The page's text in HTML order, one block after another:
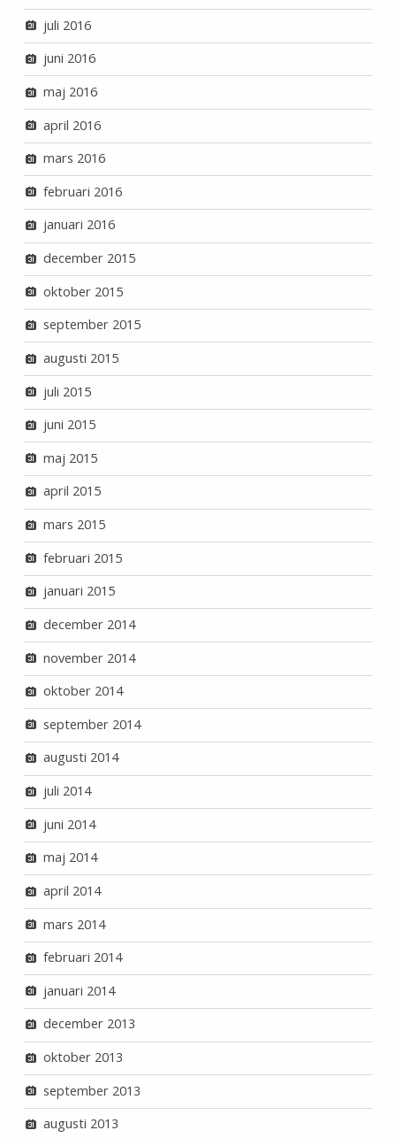
juli 2016
juni 2016
maj 2016
april 2016
mars 2016
februari 2016
januari 2016
december 2015
oktober 2015
september 2015
augusti 2015
juli 2015
juni 2015
maj 2015
april 2015
mars 2015
februari 2015
januari 2015
december 2014
november 2014
oktober 2014
september 2014
augusti 2014
juli 2014
juni 2014
maj 2014
april 2014
mars 2014
februari 2014
januari 2014
december 2013
oktober 2013
september 2013
augusti 2013